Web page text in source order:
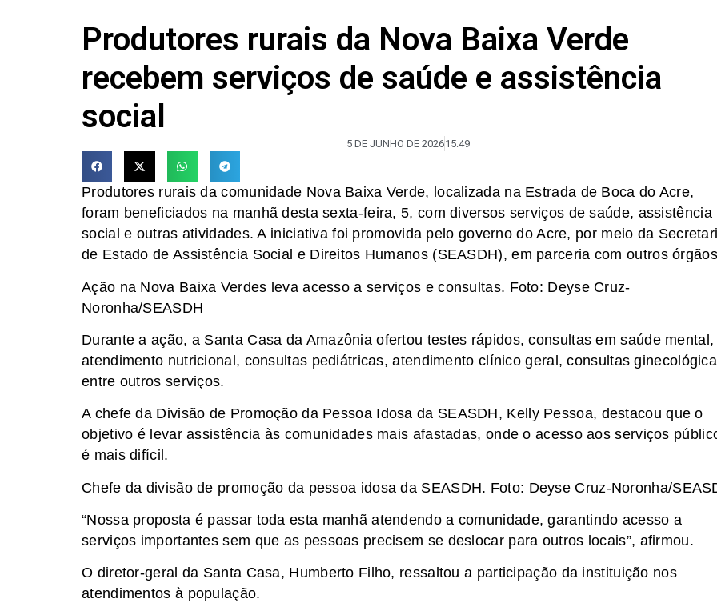
Produtores rurais da Nova Baixa Verde
recebem serviços de saúde e assistência
social
5 DE JUNHO DE 202615:49
Produtores rurais da comunidade Nova Baixa Verde, localizada na Estrada de Boca do Acre,
foram beneficiados na manhã desta sexta-feira, 5, com diversos serviços de saúde, assistência
social e outras atividades. A iniciativa foi promovida pelo governo do Acre, por meio da
de Estado de Assistência Social e Direitos Humanos (SEASDH), em parceria com outros
Ação na Nova Baixa Verdes leva acesso a serviços e consultas. Foto: Deyse Cruz-
Noronha/SEASDH
Durante a ação, a Santa Casa da Amazônia ofertou testes rápidos, consultas em saúde mental,
atendimento nutricional, consultas pediátricas, atendimento clínico geral, consultas
entre outros serviços.
A chefe da Divisão de Promoção da Pessoa Idosa da SEASDH, Kelly Pessoa, destacou que o
objetivo é levar assistência às comunidades mais afastadas, onde o acesso aos serviços
é mais difícil.
Chefe da divisão de promoção da pessoa idosa da SEASDH. Foto: Deyse Cruz-Noronha/
“Nossa proposta é passar toda esta manhã atendendo a comunidade, garantindo acesso a
serviços importantes sem que as pessoas precisem se deslocar para outros locais”, afirmou.
O diretor-geral da Santa Casa, Humberto Filho, ressaltou a participação da instituição nos
atendimentos à população.